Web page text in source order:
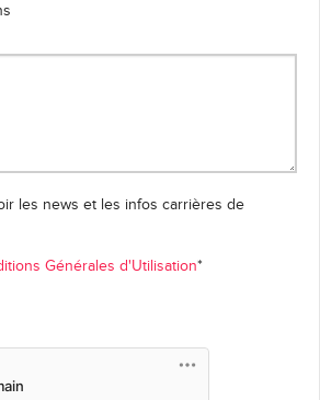
les news et les infos carrières de
Générales d'Utilisation*